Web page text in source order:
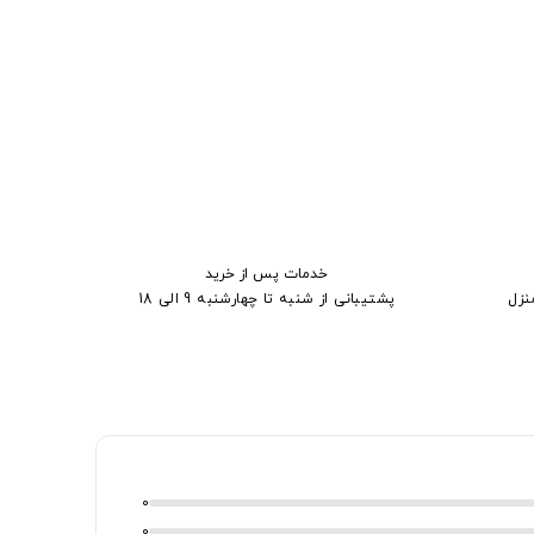
خدمات پس از خرید
پشتیبانی از شنبه تا چهارشنبه 9 الی 18
0